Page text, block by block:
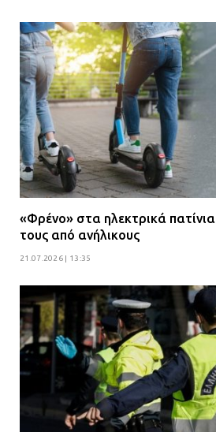
«Φρένο» στα ηλεκτρικά
τους από ανήλικους
21.07.2026 | 13:35